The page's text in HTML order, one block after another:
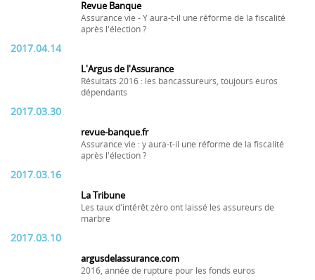
Revue Banque
Assurance vie - Y aura-t-il une réforme de la fiscalité
après l'élection ?
2017.04.14
L'Argus de l'Assurance
Résultats 2016 : les bancassureurs, toujours euros
dépendants
2017.03.30
revue-banque.fr
Assurance vie : y aura-t-il une réforme de la fiscalité
après l'élection ?
2017.03.16
La Tribune
Les taux d'intérêt zéro ont laissé les assureurs de
marbre
2017.03.10
argusdelassurance.com
2016, année de rupture pour les fonds euros